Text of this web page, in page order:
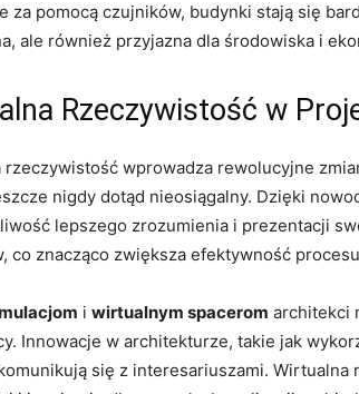
za ⁣pomocą czujników, budynki stają się
ale również przyjazna dla ⁣środowiska⁢ i
Rzeczywistość w
⁤rzeczywistość wprowadza rewolucyjne
nigdy dotąd nieosiągalny. Dzięki​
lepszego zrozumienia i ‍prezentacji
co​ znacząco zwiększa efektywność
i wirtualnym spacerom architekci
Innowacje w architekturze, takie jak
się z interesariuszami.